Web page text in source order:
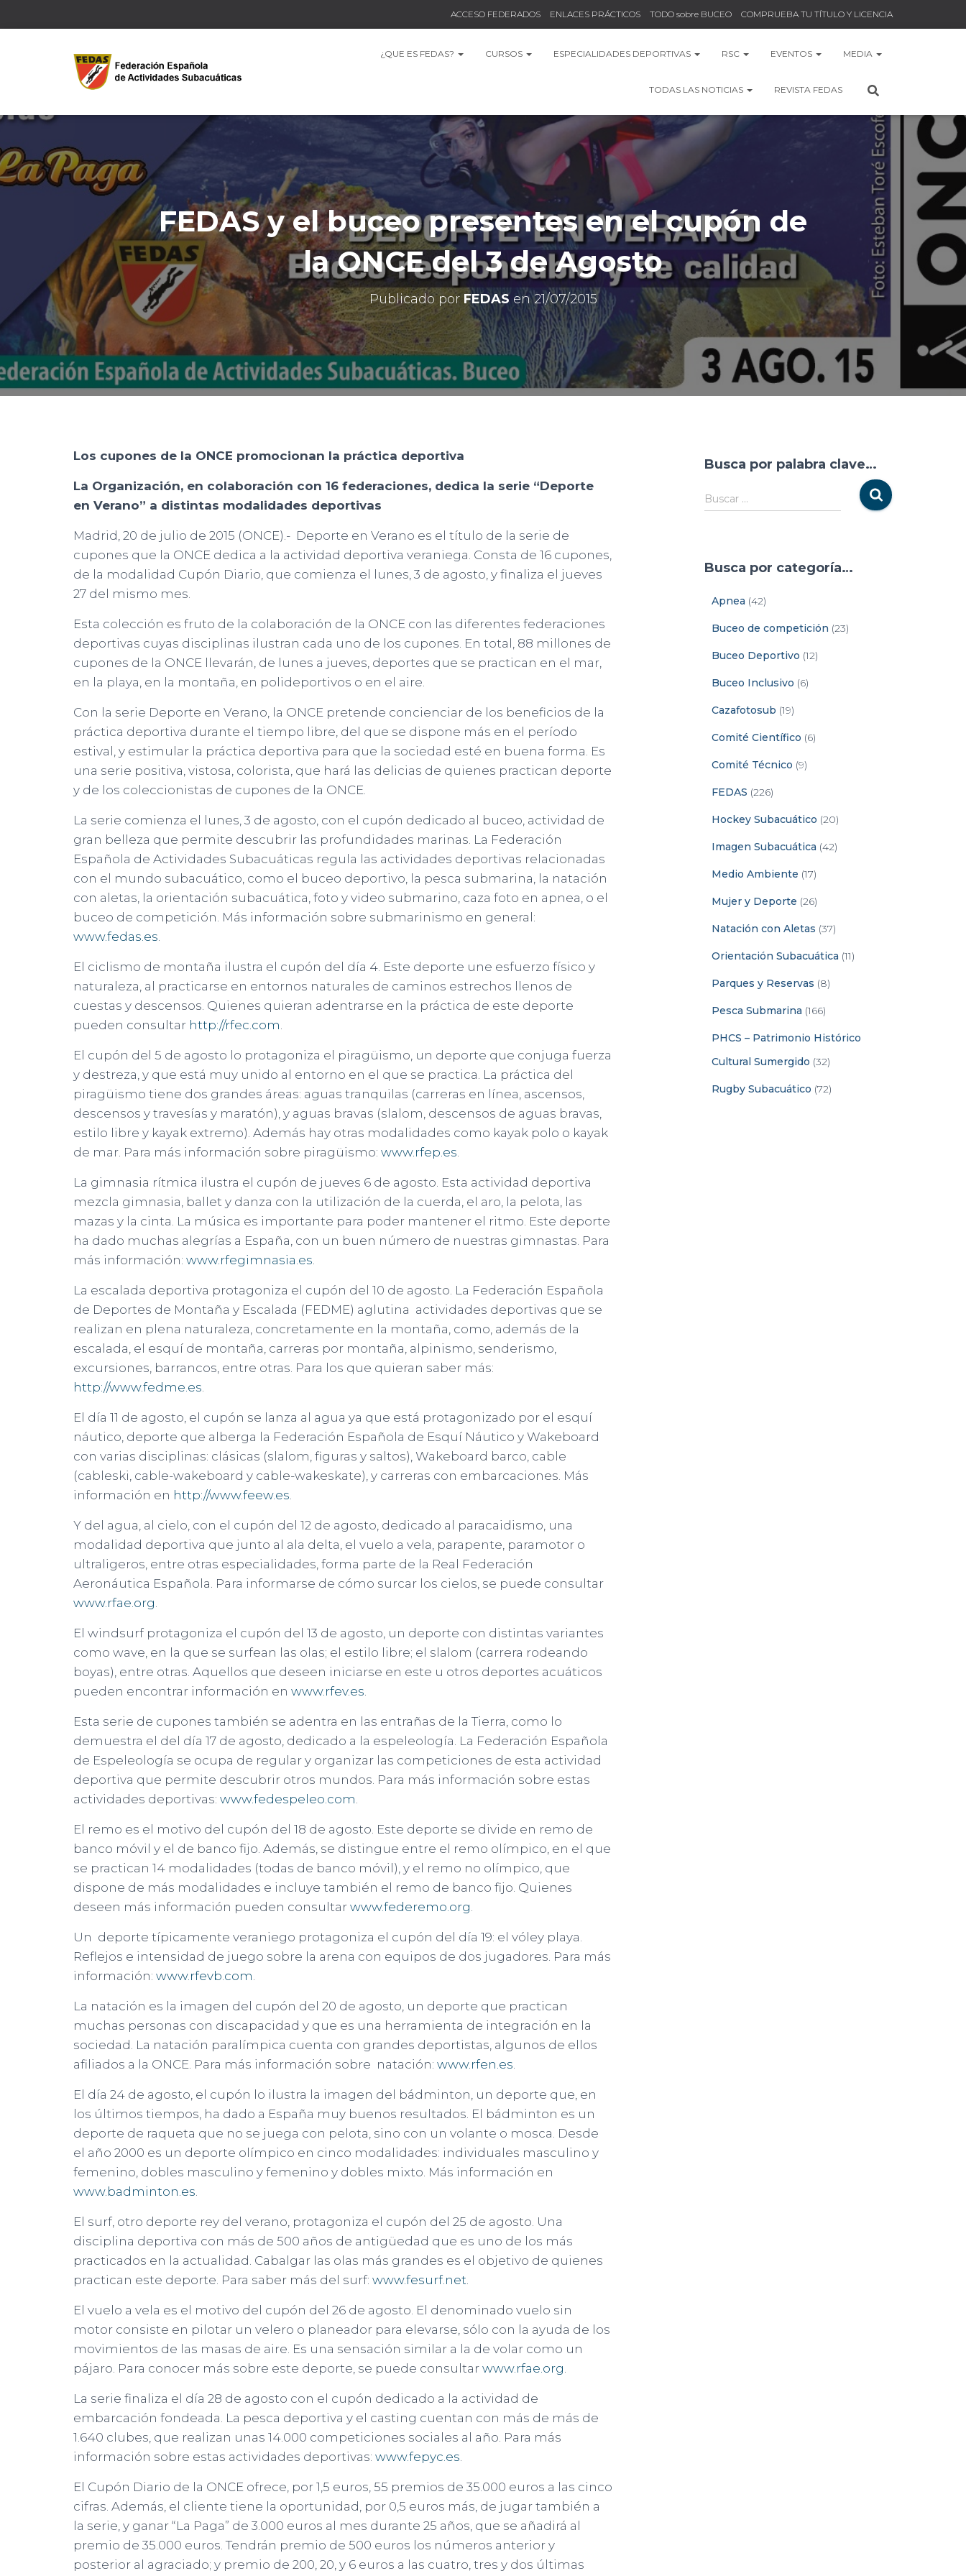
ACCESO FEDERADOS ENLACES PRÁCTICOS TODO sobre BUCEO COMPRUEBA TU TÍTULO Y LICENCIA
¿QUE ES FEDAS? CURSOS ESPECIALIDADES DEPORTIVAS RSC EVENTOS MEDIA
TODAS LAS NOTICIAS REVISTA FEDAS
FEDAS y el buceo presentes en el cupón de
la ONCE del 3 de Agosto
Publicado por FEDASen21/07/2015
Los cupones de la ONCE promocionan la práctica deportiva
La Organización, en colaboración con 16 federaciones, dedica la serie “Deporte
en Verano” a distintas modalidades deportivas
Madrid, 20 de julio de 2015 (ONCE).- Deporte en Verano es el título de la serie de
cupones que la ONCE dedica a la actividad deportiva veraniega. Consta de 16 cupones,
de la modalidad Cupón Diario, que comienza el lunes, 3 de agosto, y finaliza el jueves
27 del mismo mes.
Esta colección es fruto de la colaboración de la ONCE con las diferentes federaciones
deportivas cuyas disciplinas ilustran cada uno de los cupones. En total, 88 millones de
cupones de la ONCE llevarán, de lunes a jueves, deportes que se practican en el mar,
en la playa, en la montaña, en polideportivos o en el aire.
Con la serie Deporte en Verano, la ONCE pretende concienciar de los beneficios de la
práctica deportiva durante el tiempo libre, del que se dispone más en el período
estival, y estimular la práctica deportiva para que la sociedad esté en buena forma. Es
una serie positiva, vistosa, colorista, que hará las delicias de quienes practican deporte
y de los coleccionistas de cupones de la ONCE.
La serie comienza el lunes, 3 de agosto, con el cupón dedicado al buceo, actividad de
gran belleza que permite descubrir las profundidades marinas. La Federación
Española de Actividades Subacuáticas regula las actividades deportivas relacionadas
con el mundo subacuático, como el buceo deportivo, la pesca submarina, la natación
con aletas, la orientación subacuática, foto y video submarino, caza foto en apnea, o el
buceo de competición. Más información sobre submarinismo en general:
www.fedas.es.
El ciclismo de montaña ilustra el cupón del día 4. Este deporte une esfuerzo físico y
naturaleza, al practicarse en entornos naturales de caminos estrechos llenos de
cuestas y descensos. Quienes quieran adentrarse en la práctica de este deporte
pueden consultar http://rfec.com.
El cupón del 5 de agosto lo protagoniza el piragüismo, un deporte que conjuga fuerza
y destreza, y que está muy unido al entorno en el que se practica. La práctica del
piragüismo tiene dos grandes áreas: aguas tranquilas (carreras en línea, ascensos,
descensos y travesías y maratón), y aguas bravas (slalom, descensos de aguas bravas,
estilo libre y kayak extremo). Además hay otras modalidades como kayak polo o kayak
de mar. Para más información sobre piragüismo: www.rfep.es.
La gimnasia rítmica ilustra el cupón de jueves 6 de agosto. Esta actividad deportiva
mezcla gimnasia, ballet y danza con la utilización de la cuerda, el aro, la pelota, las
mazas y la cinta. La música es importante para poder mantener el ritmo. Este deporte
ha dado muchas alegrías a España, con un buen número de nuestras gimnastas. Para
más información: www.rfegimnasia.es.
La escalada deportiva protagoniza el cupón del 10 de agosto. La Federación Española
de Deportes de Montaña y Escalada (FEDME) aglutina actividades deportivas que se
realizan en plena naturaleza, concretamente en la montaña, como, además de la
escalada, el esquí de montaña, carreras por montaña, alpinismo, senderismo,
excursiones, barrancos, entre otras. Para los que quieran saber más:
http://www.fedme.es.
El día 11 de agosto, el cupón se lanza al agua ya que está protagonizado por el esquí
náutico, deporte que alberga la Federación Española de Esquí Náutico y Wakeboard
con varias disciplinas: clásicas (slalom, figuras y saltos), Wakeboard barco, cable
(cableski, cable-wakeboard y cable-wakeskate), y carreras con embarcaciones. Más
información en http://www.feew.es.
Y del agua, al cielo, con el cupón del 12 de agosto, dedicado al paracaidismo, una
modalidad deportiva que junto al ala delta, el vuelo a vela, parapente, paramotor o
ultraligeros, entre otras especialidades, forma parte de la Real Federación
Aeronáutica Española. Para informarse de cómo surcar los cielos, se puede consultar
www.rfae.org.
El windsurf protagoniza el cupón del 13 de agosto, un deporte con distintas variantes
como wave, en la que se surfean las olas; el estilo libre; el slalom (carrera rodeando
boyas), entre otras. Aquellos que deseen iniciarse en este u otros deportes acuáticos
pueden encontrar información en www.rfev.es.
Esta serie de cupones también se adentra en las entrañas de la Tierra, como lo
demuestra el del día 17 de agosto, dedicado a la espeleología. La Federación Española
de Espeleología se ocupa de regular y organizar las competiciones de esta actividad
deportiva que permite descubrir otros mundos. Para más información sobre estas
actividades deportivas: www.fedespeleo.com.
El remo es el motivo del cupón del 18 de agosto. Este deporte se divide en remo de
banco móvil y el de banco fijo. Además, se distingue entre el remo olímpico, en el que
se practican 14 modalidades (todas de banco móvil), y el remo no olímpico, que
dispone de más modalidades e incluye también el remo de banco fijo. Quienes
deseen más información pueden consultar www.federemo.org.
Un deporte típicamente veraniego protagoniza el cupón del día 19: el vóley playa.
Reflejos e intensidad de juego sobre la arena con equipos de dos jugadores. Para más
información: www.rfevb.com.
La natación es la imagen del cupón del 20 de agosto, un deporte que practican
muchas personas con discapacidad y que es una herramienta de integración en la
sociedad. La natación paralímpica cuenta con grandes deportistas, algunos de ellos
afiliados a la ONCE. Para más información sobre natación: www.rfen.es.
El día 24 de agosto, el cupón lo ilustra la imagen del bádminton, un deporte que, en
los últimos tiempos, ha dado a España muy buenos resultados. El bádminton es un
deporte de raqueta que no se juega con pelota, sino con un volante o mosca. Desde
el año 2000 es un deporte olímpico en cinco modalidades: individuales masculino y
femenino, dobles masculino y femenino y dobles mixto. Más información en
www.badminton.es.
El surf, otro deporte rey del verano, protagoniza el cupón del 25 de agosto. Una
disciplina deportiva con más de 500 años de antigüedad que es uno de los más
practicados en la actualidad. Cabalgar las olas más grandes es el objetivo de quienes
practican este deporte. Para saber más del surf: www.fesurf.net.
El vuelo a vela es el motivo del cupón del 26 de agosto. El denominado vuelo sin
motor consiste en pilotar un velero o planeador para elevarse, sólo con la ayuda de los
movimientos de las masas de aire. Es una sensación similar a la de volar como un
pájaro. Para conocer más sobre este deporte, se puede consultar www.rfae.org.
La serie finaliza el día 28 de agosto con el cupón dedicado a la actividad de
embarcación fondeada. La pesca deportiva y el casting cuentan con más de más de
1.640 clubes, que realizan unas 14.000 competiciones sociales al año. Para más
información sobre estas actividades deportivas: www.fepyc.es.
El Cupón Diario de la ONCE ofrece, por 1,5 euros, 55 premios de 35.000 euros a las cinco
cifras. Además, el cliente tiene la oportunidad, por 0,5 euros más, de jugar también a
la serie, y ganar “La Paga” de 3.000 euros al mes durante 25 años, que se añadirá al
premio de 35.000 euros. Tendrán premio de 500 euros los números anterior y
posterior al agraciado; y premio de 200, 20, y 6 euros a las cuatro, tres y dos últimas
Busca por palabra clave…
Buscar …
Busca por categoría…
Apnea (42)
Buceo de competición (23)
Buceo Deportivo (12)
Buceo Inclusivo (6)
Cazafotosub (19)
Comité Científico (6)
Comité Técnico (9)
FEDAS (226)
Hockey Subacuático (20)
Imagen Subacuática (42)
Medio Ambiente (17)
Mujer y Deporte (26)
Natación con Aletas (37)
Orientación Subacuática (11)
Parques y Reservas (8)
Pesca Submarina (166)
PHCS – Patrimonio Histórico
Cultural Sumergido (32)
Rugby Subacuático (72)